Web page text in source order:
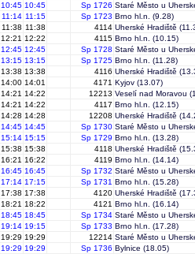
10:45 10:45 Sp 1726 Staré Město u
11:14 11:15 Sp 1723 Brno hl.n. (9.28)
11:38 11:38 4114 Uherské Hradiště
12:21 12:22 4115 Brno hl.n. (10.15)
12:45 12:45 Sp 1728 Staré Město u
13:15 13:15 Sp 1725 Brno hl.n. (11.28)
13:38 13:38 4116 Uherské Hradiště
14:00 14:01 4171 Kyjov (13.07)
14:21 14:22 12213 Veselí nad Moravou
14:21 14:22 4117 Brno hl.n. (12.15)
14:28 14:28 12208 Uherské Hradiště
14:45 14:45 Sp 1730 Staré Město u
15:14 15:15 Sp 1729 Brno hl.n. (13.28)
15:38 15:38 4118 Uherské Hradiště
16:21 16:22 4119 Brno hl.n. (14.14)
16:45 16:45 Sp 1732 Staré Město u
17:14 17:15 Sp 1731 Brno hl.n. (15.28)
17:38 17:38 4120 Uherské Hradiště
18:21 18:22 4121 Brno hl.n. (16.14)
18:45 18:45 Sp 1734 Staré Město u
19:14 19:15 Sp 1733 Brno hl.n. (17.28)
19:29 19:29 12214 Staré Město u
19:29 19:29 Sp 1736 Bylnice (18.05)